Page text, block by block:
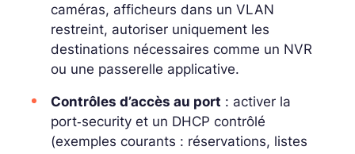
caméras, afficheurs dans un VLAN
restreint, autoriser uniquement les
destinations nécessaires comme un NVR
ou une passerelle applicative.
Contrôles d’accès au port : activer la
port‑security et un DHCP contrôlé
(exemples courants : réservations, listes